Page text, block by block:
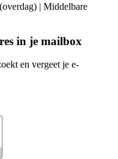
| Middelbare
in je mailbox
en vergeet je e-